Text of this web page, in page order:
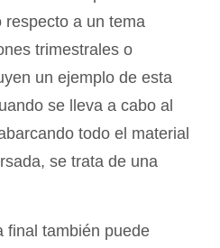
a un tema
trimestrales o
un ejemplo de esta
se lleva a cabo al
todo el material
se trata de una
final también puede